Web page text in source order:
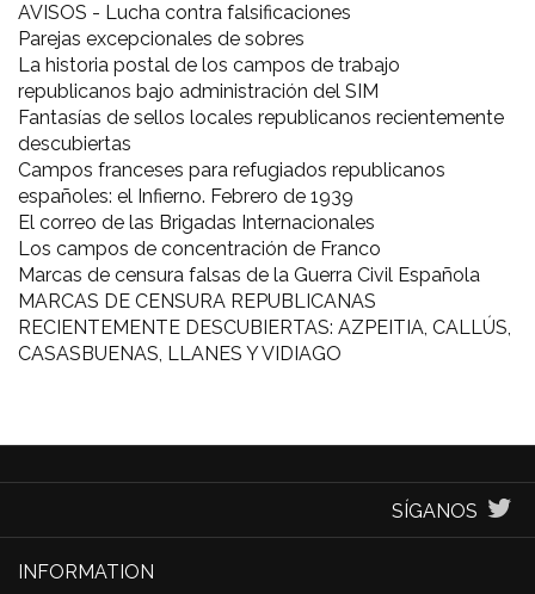
AVISOS - Lucha contra falsificaciones
Parejas excepcionales de sobres
La historia postal de los campos de trabajo
republicanos bajo administración del SIM
Fantasías de sellos locales republicanos recientemente
descubiertas
Campos franceses para refugiados republicanos
españoles: el Infierno. Febrero de 1939
El correo de las Brigadas Internacionales
Los campos de concentración de Franco
Marcas de censura falsas de la Guerra Civil Española
MARCAS DE CENSURA REPUBLICANAS
RECIENTEMENTE DESCUBIERTAS: AZPEITIA, CALLÚS,
CASASBUENAS, LLANES Y VIDIAGO
SÍGANOS
INFORMATION